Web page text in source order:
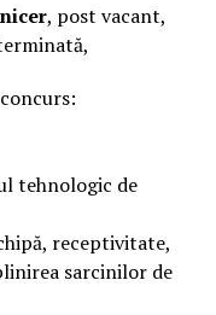
, post vacant,
tehnologic de
receptivitate,
sarcinilor de